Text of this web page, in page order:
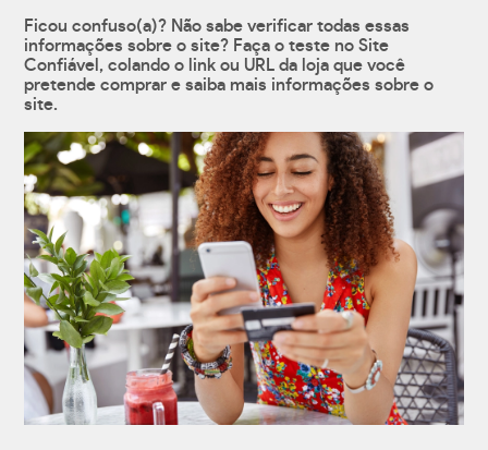
Ficou confuso(a)? Não sabe verificar todas essas
informações sobre o site? Faça o teste no Site
Confiável, colando o link ou URL da loja que você
pretende comprar e saiba mais informações sobre o
site.